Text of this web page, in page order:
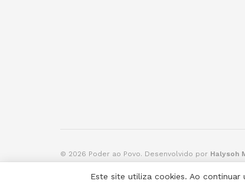
© 2026 Poder ao Povo. Desenvolvido por Halysoh
Este site utiliza cookies. Ao